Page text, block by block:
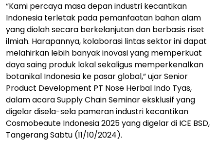
“Kami percaya masa depan industri kecantikan
Indonesia terletak pada pemanfaatan bahan alam
yang diolah secara berkelanjutan dan berbasis riset
ilmiah. Harapannya, kolaborasi lintas sektor ini dapat
melahirkan lebih banyak inovasi yang memperkuat
daya saing produk lokal sekaligus memperkenalkan
botanikal Indonesia ke pasar global,” ujar Senior
Product Development PT Nose Herbal Indo Tyas,
dalam acara Supply Chain Seminar eksklusif yang
digelar disela-sela pameran industri kecantikan
Cosmobeaute Indonesia 2025 yang digelar di ICE BSD,
Tangerang Sabtu (11/10/2024).